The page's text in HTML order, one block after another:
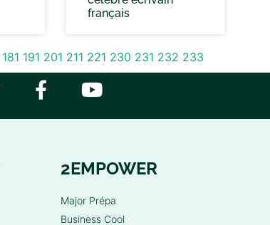
français
181 191 201 211 221 230 231 232 233
2EMPOWER
Major Prépa
Business Cool